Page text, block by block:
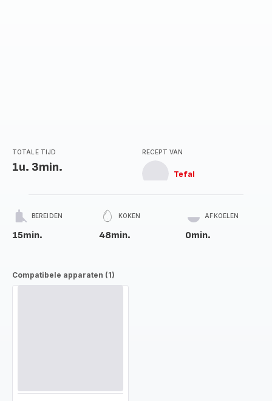
TOTALE TIJD
1u. 3min.
RECEPT VAN
Tefal
BEREIDEN
15min.
KOKEN
48min.
AFKOELEN
0min.
Compatibele apparaten (1)